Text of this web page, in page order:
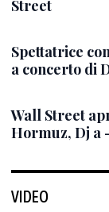
Street
Spettatrice
a concerto di
Wall Street
Hormuz, Dj a
VIDEO